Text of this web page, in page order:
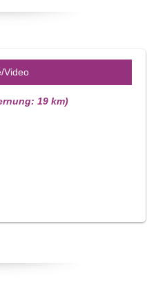
Video
19 km)